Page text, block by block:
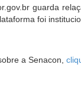
guarda
foi
a Senacon,